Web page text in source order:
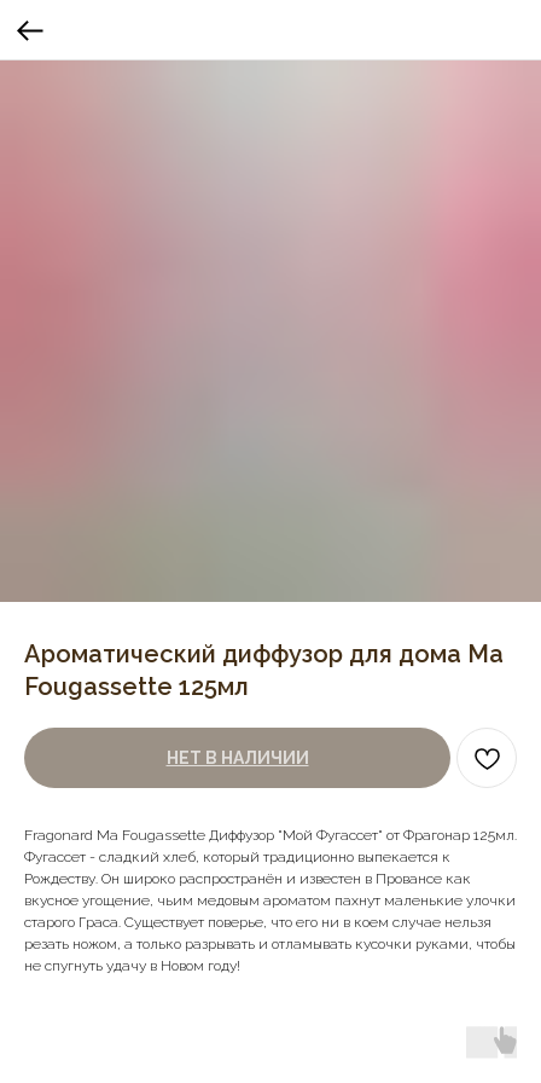
Ароматический диффузор для дома Ma
Fougassette 125мл
НЕТ В НАЛИЧИИ
Fragonard Ma Fougassette Диффузор "Мой Фугассет" от Фрагонар 125мл.
Фугассет - сладкий хлеб, который традиционно выпекается к
Рождеству. Он широко распространён и известен в Провансе как
вкусное угощение, чьим медовым ароматом пахнут маленькие улочки
старого Граса. Существует поверье, что его ни в коем случае нельзя
резать ножом, а только разрывать и отламывать кусочки руками, чтобы
не спугнуть удачу в Новом году!